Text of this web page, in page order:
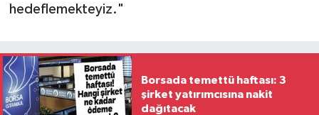
hedeflemekteyiz."
Borsada temettü haftası: 3
şirket yatırımcısına nakit
dağıtacak